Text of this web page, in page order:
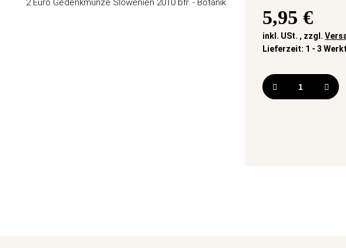
5,95 €
inkl. USt. , zzgl.
Lieferzeit: 1 - 3